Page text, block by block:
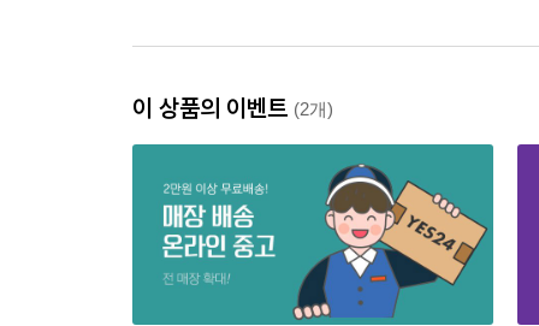
이 상품의 이벤트 (2개)